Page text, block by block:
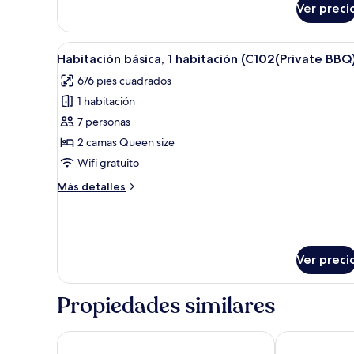
European
Whirlpool
Tub))
básica,
habitación
/
European
Whirlpool
Tub))
Ver
Abrir
todas
las
fotos
de
Habitación
básica,
habitación
7
Habitación básica, 1 habitación (C102(Private
676 pies cuadrados
1 habitación
7 personas
2 camas Queen size
Wifi gratuito
Más detalles
Más
habitación
(C102(Private
BBQ))
Ver
Propiedades similares
Taean Yeonpo Haibada Pension Anmyeondo